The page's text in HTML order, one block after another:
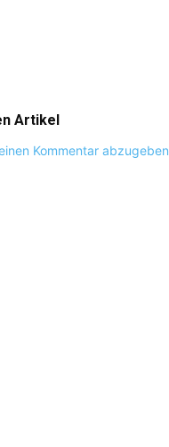
Artikel
Kommentar abzugeben